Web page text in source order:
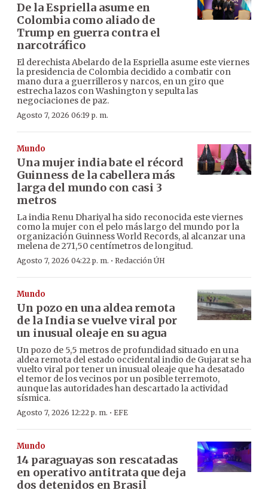
De la Espriella asume en
Colombia como aliado de
Trump en guerra contra el
narcotráfico
El derechista Abelardo de la Espriella asume este viernes
la presidencia de Colombia decidido a combatir con
mano dura a guerrilleros y narcos, en un giro que
estrecha lazos con Washington y sepulta las
negociaciones de paz.
Agosto 7, 2026 06:19 p. m.
Mundo
Una mujer india bate el récord
Guinness de la cabellera más
larga del mundo con casi 3
metros
La india Renu Dhariyal ha sido reconocida este viernes
como la mujer con el pelo más largo del mundo por la
organización Guinness World Records, al alcanzar una
melena de 271,50 centímetros de longitud.
Agosto 7, 2026 04:22 p. m. · Redacción ÚH
Mundo
Un pozo en una aldea remota
de la India se vuelve viral por
un inusual oleaje en su agua
Un pozo de 5,5 metros de profundidad situado en una
aldea remota del estado occidental indio de Gujarat se ha
vuelto viral por tener un inusual oleaje que ha desatado
el temor de los vecinos por un posible terremoto,
aunque las autoridades han descartado la actividad
sísmica.
Agosto 7, 2026 12:22 p. m. · EFE
Mundo
14 paraguayas son rescatadas
en operativo antitrata que deja
dos detenidos en Brasil